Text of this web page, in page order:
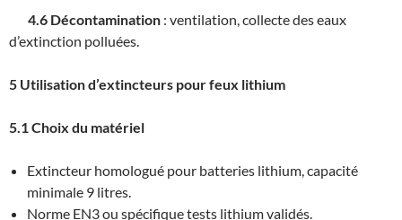
4.6 Décontamination : ventilation, collecte des eaux
d’extinction polluées.
5 Utilisation d’extincteurs pour feux lithium
5.1 Choix du matériel
Extincteur homologué pour batteries lithium, capacité
minimale 9 litres.
Norme EN3 ou spécifique tests lithium validés.